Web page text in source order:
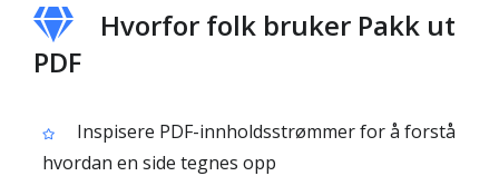
Hvorfor folk bruker Pakk ut
PDF
Inspisere PDF-innholdsstrømmer for å forstå
hvordan en side tegnes opp